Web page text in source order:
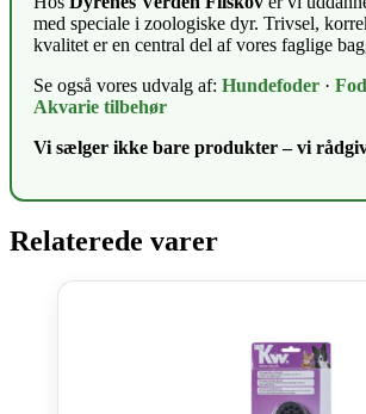
med speciale i zoologiske dyr. Trivsel,
kvalitet er en central del af vores faglige
Se også vores udvalg af: Hundefoder ·
Akvarie tilbehør
Vi sælger ikke bare produkter – vi
Relaterede varer